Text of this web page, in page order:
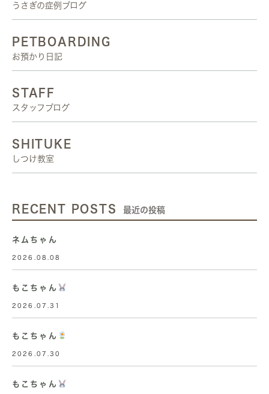
うさぎの症例ブログ
PETBOARDING
お預かり日記
STAFF
スタッフブログ
SHITUKE
しつけ教室
RECENT POSTS 最近の投稿
ネムちゃん
2026.08.08
もこちゃん
2026.07.31
もこちゃん
2026.07.30
もこちゃん